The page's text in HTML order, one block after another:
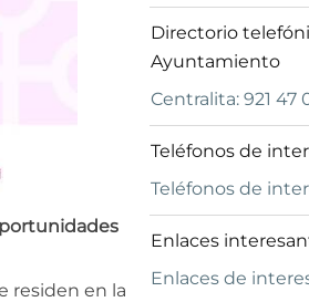
residen en la
Directorio
Ayuntamiento
Centralita: 921 47
Teléfonos de
Teléfonos de
Enlaces
Enlaces de